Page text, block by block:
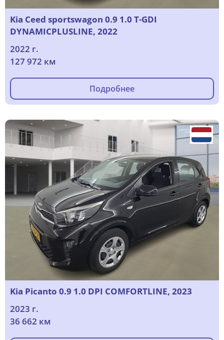
Kia Ceed sportswagon 0.9 1.0 T-GDI
DYNAMICPLUSLINE, 2022
2022 г.
127 972 км
Подробнее
Kia Picanto 0.9 1.0 DPI COMFORTLINE, 2023
2023 г.
36 662 км